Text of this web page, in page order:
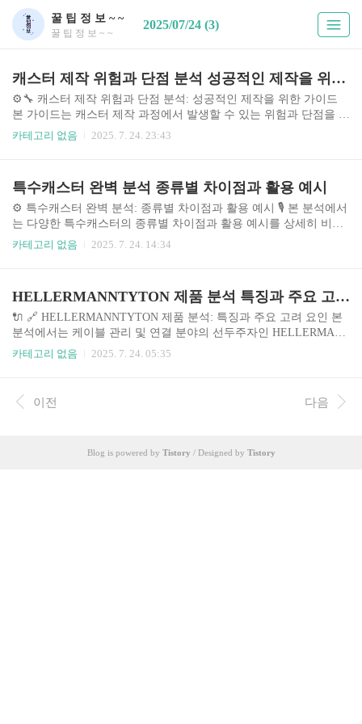
꿀 팁 정 보 ~ ~
꿀 팁 정 보 ~ ~
2025/07/24 (3)
캐스터 제작 위험과 단점 분석 성공적인 제작을 위한 가이드
⚙️🔧 캐스터 제작 위험과 단점 분석: 성공적인 제작을 위한 가이드
본 가이드는 캐스터 제작 과정에서 발생할 수 있는 위험과 단점을 분
석하고, 성공적인 제작을 위한 전략을 제시합니다. 최근 3D 프린팅
가능한 문제점들을 심층적으로 분석하여, 제작 과정 전반에 걸친 효
율적인 관리 및 위험 관리 방안을 제시합니다. 특히, 실제 제작 사례
와 전문가 의견을 바탕으로 현실적인 조언을 제공하여 독자 여러분
의 성공적인 캐스터 제작을 돕고자 합니다. 🤔 주제 소개 및 중요성
카테고리 없음 2025. 7. 24. 23:43
특수캐스터 완벽 분석 종류별 차이점과 활용 예시
⚙️ 특수캐스터 완벽 분석: 종류별 차이점과 활용 예시 🎙️ 본 분석에서
는 다양한 특수캐스터의 종류별 차이점과 활용 예시를 상세히 비교
분석합니다. 최근 방송, 게임, 교육 등 다양한 분야에서 특수캐스터
성을 높이는 데 기여합니다. 본 분석을 통해 목적에 맞는 특수캐스터
를 선택하고 활용하는 데 필요한 정보를 제공하고자 합니다. 시장 조
사 결과에 따르면, 특수캐스터 시장은 2023년 기준 연평균 15% 이상
의 성장률을 보이고 있으며, AI 기술 발전과 함께 더욱 다양한 종류
의 특수캐스터가..
카테고리 없음 2025. 7. 24. 14:34
HELLERMANNTYTON 제품 분석 특징과 주요 고려 요인
🔌 🔗 HELLERMANNTYTON 제품 분석: 특징과 주요 고려 요인 본
분석에서는 케이블 관리 및 연결 분야의 선두주자인 HELLERMAN
NTYTON의 다양한 제품들을 심층적으로 비교 분석합니다. 산업 자
높은 평가를 받고 있습니다. 최근 스마트 팩토리, IoT 기술 확산에
따라 케이블 관리의 중요성이 더욱 증대되고 있으며, 이에 따라 HEL
의 제품 선택에 도움을 드리고자 합니다. 🤔 주제의 ..
카테고리 없음 2025. 7. 24. 05:35
이전 다음
Blog is powered by Tistory / Designed by Tistory